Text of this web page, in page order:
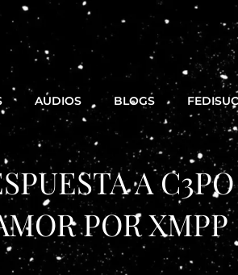
AUDIOS BLOGS
A
POR XMPP